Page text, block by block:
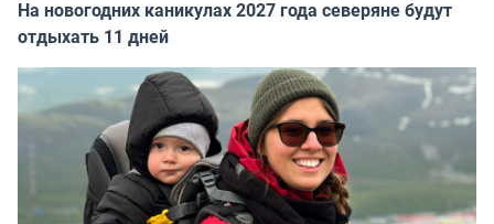
На новогодних каникулах 2027 года северяне будут
отдыхать 11 дней